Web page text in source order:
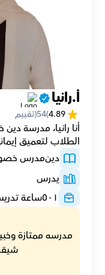
أ.رانيا
4.89
(
54(تقييم
الطلاب لتعميق
دينمدرس
يدرس
٥٠١ساعة